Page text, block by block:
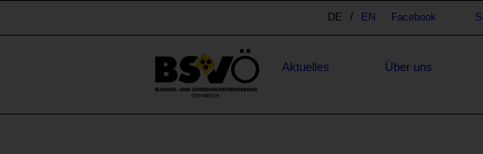
DE EN Facebook
Stichwortsuche
Hauptnavigation
Aktuelles Über uns